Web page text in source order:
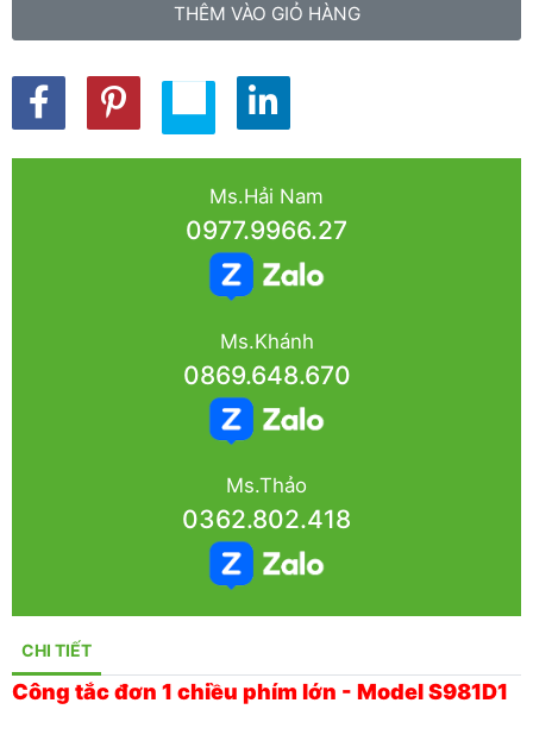
THÊM VÀO GIỎ HÀNG
Ms.Hải Nam
0977.9966.27
Ms.Khánh
0869.648.670
Ms.Thảo
0362.802.418
CHI TIẾT
Công tắc đơn 1 chiều phím lớn - Model S981D1